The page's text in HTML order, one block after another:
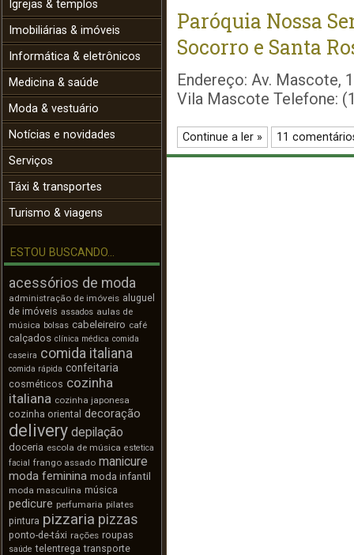
Igrejas & templos
Imobiliárias & imóveis
Informática & eletrônicos
Medicina & saúde
Moda & vestuário
Notícias e novidades
Serviços
Táxi & transportes
Turismo & viagens
ESTOU BUSCANDO...
acessórios de moda
administração de imóveis aluguel
de imóveis assados aulas de
música bolsas cabeleireiro café
calçados clínica médica comida
caseira comida italiana
comida rápida confeitaria
cosméticos cozinha
italiana cozinha japonesa
cozinha oriental decoração
delivery depilação
doceria escola de música estetica
facial frango assado manicure
moda feminina moda infantil
moda masculina música
pedicure perfumaria pilates
pintura pizzaria pizzas
ponto-de-táxi rações roupas
saúde telentrega transporte
Paróquia Nossa
Socorro e Santa
Endereço: Av. Mascote,
Vila Mascote Telefone:
Continue a ler » 11